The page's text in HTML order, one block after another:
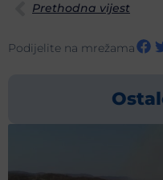
Prethodna vijest
Podijelite na mrežama